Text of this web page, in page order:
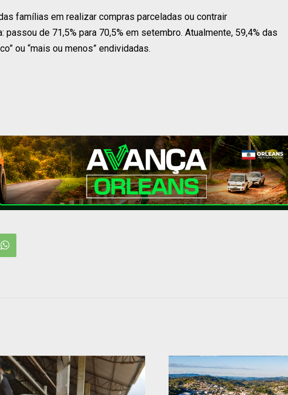
famílias em realizar compras parceladas ou contrair
de 71,5% para 70,5% em setembro. Atualmente, 59,4% das
ou “mais ou menos” endividadas.